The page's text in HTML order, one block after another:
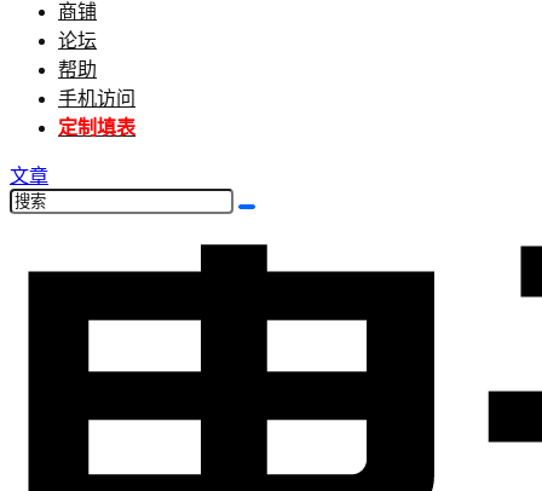
商铺
论坛
帮助
手机访问
定制填表
文章